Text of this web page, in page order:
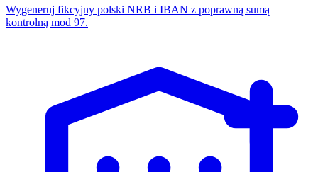
Wygeneruj fikcyjny polski NRB i IBAN z poprawną sumą
kontrolną mod 97.